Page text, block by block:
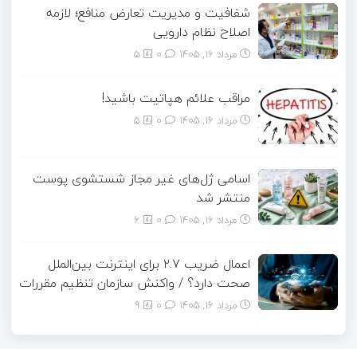
شفافیت و مدیریت تعارض منافع؛ لازمه
اصلاح نظام دارویی
مرداد ۱۶, ۱۴۰۵ 5
مراقب علائم هپاتیت باشید!
مرداد ۱۶, ۱۴۰۵ 5
اسامی ژل‌های غیر مجاز شستشوی پوست
منتشر شد
مرداد ۱۶, ۱۴۰۵ 6
اعمال ضریب ۲.۷ برای اینترنت بین‌الملل
صحت دارد؟ / واکنش سازمان تنظیم مقررات
مرداد ۱۶, ۱۴۰۵ 9